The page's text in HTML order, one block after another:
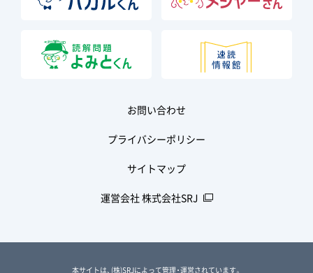
お問い合わせ
プライバシーポリシー
サイトマップ
運営会社 株式会社SRJ
本サイトは、(株)SRJによって管理・運営されています。